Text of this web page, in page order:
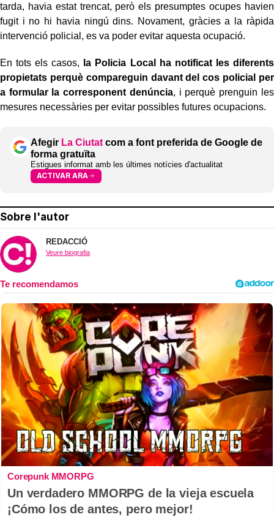
tarda, havia estat trencat, però els presumptes ocupes havien
fugit i no hi havia ningú dins. Novament, gràcies a la ràpida
intervenció policial, es va poder evitar aquesta ocupació.
En tots els casos,
la Policia Local ha notificat les diferents
propietats perquè compareguin davant del cos policial per
a formular la corresponent denúncia, i perquè prenguin les
mesures necessàries per evitar possibles futures ocupacions.
Afegir La Ciutat com a font preferida de Google de
forma gratuïta
Estigues informat amb les últimes notícies d'actualitat
ACTIVAR ARA
Sobre l'autor
REDACCIÓ
Veure biografia
Corepunk MMORPG
Un verdadero MMORPG de la vieja escuela
¡Cómo los de antes, pero mejor!